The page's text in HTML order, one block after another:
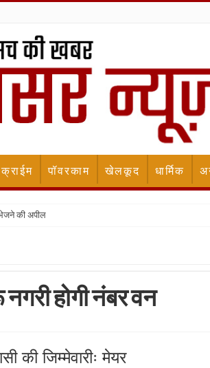
क्राईम पॉवरकाम खेलकूद धार्मिक
की अपील
होगी नंबर वन
की जिम्मेवारीः मेयर